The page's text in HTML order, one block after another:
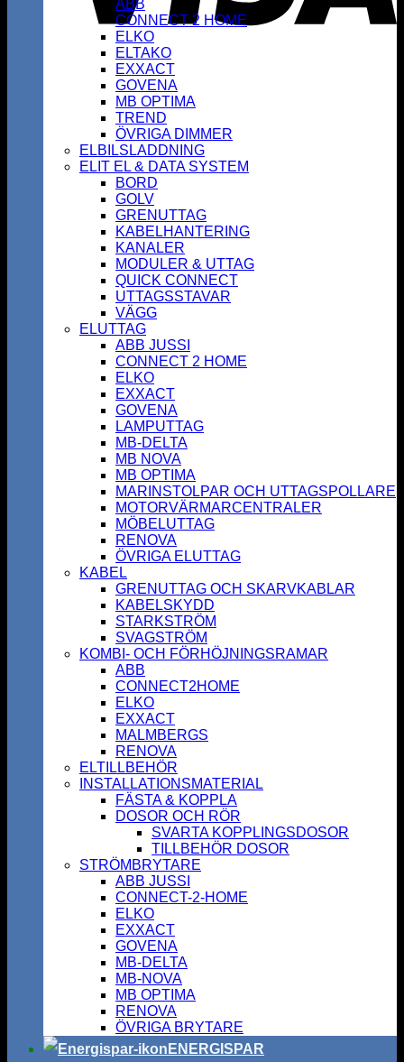
ABB
CONNECT 2 HOME
ELKO
ELTAKO
EXXACT
GOVENA
MB OPTIMA
TREND
ÖVRIGA DIMMER
ELBILSLADDNING
ELIT EL & DATA SYSTEM
BORD
GOLV
GRENUTTAG
KABELHANTERING
KANALER
MODULER & UTTAG
QUICK CONNECT
UTTAGSSTAVAR
VÄGG
ELUTTAG
ABB JUSSI
CONNECT 2 HOME
ELKO
EXXACT
GOVENA
LAMPUTTAG
MB-DELTA
MB NOVA
MB OPTIMA
MARINSTOLPAR OCH UTTAGSPOLLARE
MOTORVÄRMARCENTRALER
MÖBELUTTAG
RENOVA
ÖVRIGA ELUTTAG
KABEL
GRENUTTAG OCH SKARVKABLAR
KABELSKYDD
STARKSTRÖM
SVAGSTRÖM
KOMBI- OCH FÖRHÖJNINGSRAMAR
ABB
CONNECT2HOME
ELKO
EXXACT
MALMBERGS
RENOVA
ELTILLBEHÖR
INSTALLATIONSMATERIAL
FÄSTA & KOPPLA
DOSOR OCH RÖR
SVARTA KOPPLINGSDOSOR
TILLBEHÖR DOSOR
STRÖMBRYTARE
ABB JUSSI
CONNECT-2-HOME
ELKO
EXXACT
GOVENA
MB-DELTA
MB-NOVA
MB OPTIMA
RENOVA
ÖVRIGA BRYTARE
ENERGISPAR